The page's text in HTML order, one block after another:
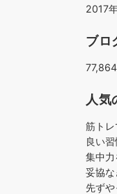
2017
ブロ
人気
筋トレ
良い
集中力
妥協な
先ずや